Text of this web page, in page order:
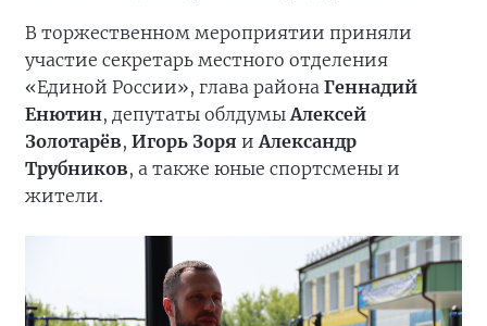
В торжественном мероприятии приняли
участие секретарь местного отделения
«Единой России», глава района Геннадий
Енютин, депутаты облдумыАлексей
Золотарёв, Игорь Зоря иАлександр
Трубников, а также юные спортсмены и
жители.